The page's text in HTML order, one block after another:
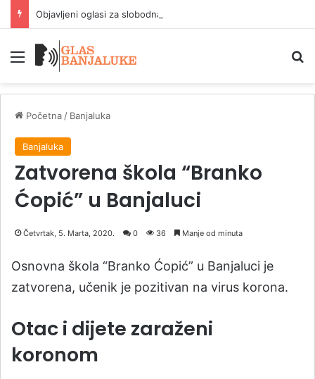
Meni
Početna / Banjaluka
Banjaluka
Zatvorena škola “Branko
Ćopić” u Banjaluci
Četvrtak, 5. Marta, 2020. 0 36 Manje od minuta
Osnovna škola “Branko Ćopić” u Banjaluci je
zatvorena, učenik je pozitivan na virus korona.
Otac i dijete zaraženi
koronom